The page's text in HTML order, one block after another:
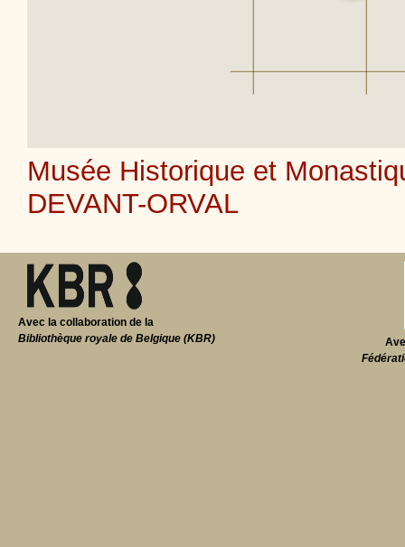
Musée Historique et
DEVANT-ORVAL
Avec la collaboration de la
Bibliothèque royale de Belgique (KBR)